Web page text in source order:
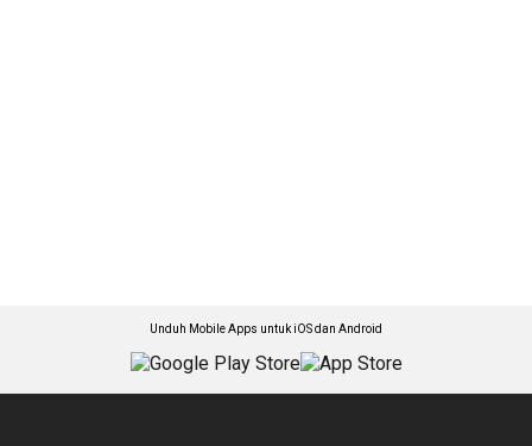
Unduh Mobile Apps untuk iOS dan Android